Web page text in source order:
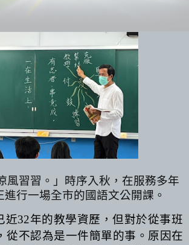
風習習。」時序入秋，在服務多年
行一場全市的國語文公開課。
近32年的教學資歷，但對於從事班
從不認為是一件簡單的事。原因在